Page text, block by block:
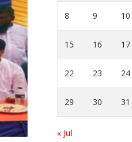
8 9 10
15 16 17
22 23 24
29 30 31
« Jul